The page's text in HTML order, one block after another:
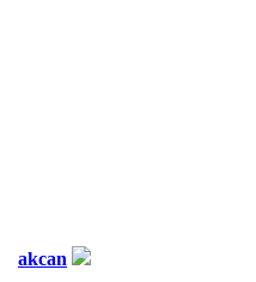
akcan